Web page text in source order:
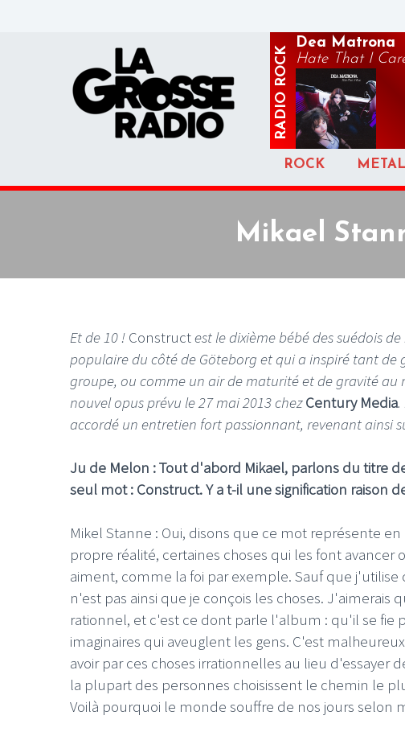
RADIO
ROCK
Dea Matrona
Hate That I
ROCK METAL
Mikael
Et de 10 ! Constructest le dixième bébé des suédois de
populaire du côté de Göteborg et qui a inspiré tant de
groupe, ou comme un air de maturité et de gravité
nouvel opus prévu le 27 mai 2013 chezCentury Media.
accordé un entretien fort passionnant, revenant ainsi
Ju de Melon : Tout d'abord Mikael, parlons du titre
seul mot : Construct. Y a t-il une signification raison
Mikel Stanne : Oui, disons que ce mot représente
propre réalité, certaines choses qui les font
aiment, comme la foi par exemple. Sauf que
n'est pas ainsi que je conçois les choses.
rationnel, et c'est ce dont parle l'album : qu'il se fie
imaginaires qui aveuglent les gens. C'est
avoir par ces choses irrationnelles au lieu d'essayer
la plupart des personnes choisissent le chemin le
Voilà pourquoi le monde souffre de nos jours selon